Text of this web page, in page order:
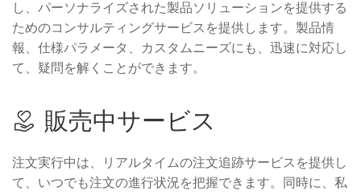
し、パーソナライズされた製品ソリューションを提供する
ためのコンサルティングサービスを提供します。製品情
報、仕様パラメータ、カスタムニーズにも、迅速に対応し
て、疑問を解くことができます。
販売中サービス
注文実行中は、リアルタイムの注文追跡サービスを提供し
て、いつでも注文の進行状況を把握できます。同時に、私